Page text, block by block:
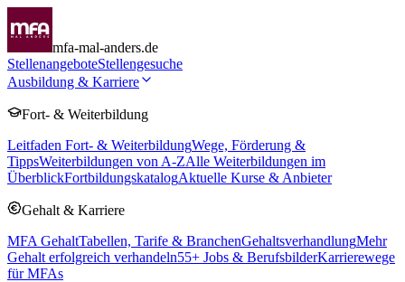
mfa-mal-anders.de
StellenangeboteStellengesuche
Ausbildung & Karriere
Fort- & Weiterbildung
Leitfaden Fort- & WeiterbildungWege, Förderung &
TippsWeiterbildungen von A-ZAlle Weiterbildungen im
ÜberblickFortbildungskatalogAktuelle Kurse & Anbieter
Gehalt & Karriere
MFA GehaltTabellen, Tarife & BranchenGehaltsverhandlungMehr
Gehalt erfolgreich verhandeln55+ Jobs & BerufsbilderKarrierewege
für MFAs